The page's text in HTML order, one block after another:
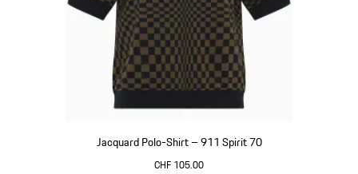
Jacquard Polo-Shirt – 911 Spirit 70
CHF 105.00